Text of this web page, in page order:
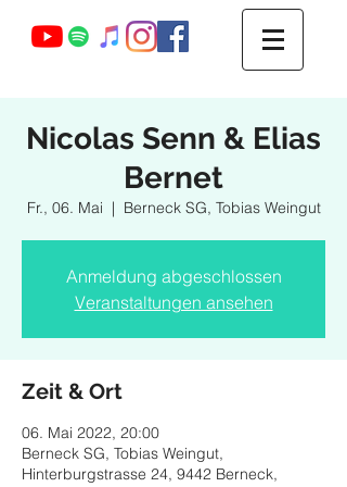
Webmaster Login
Nicolas Senn & Elias
Bernet
Fr., 06. Mai
  |
Berneck SG, Tobias Weingut
Anmeldung abgeschlossen
Veranstaltungen ansehen
Zeit & Ort
06. Mai 2022, 20:00
Berneck SG, Tobias Weingut,
Hinterburgstrasse 24, 9442 Berneck,